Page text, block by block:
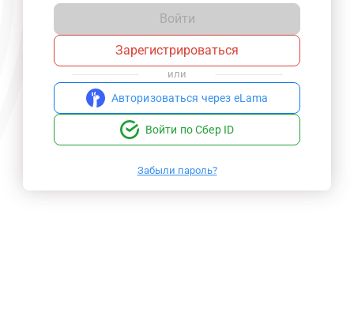
Войти
Зарегистрироваться
или
Авторизоваться через eLama
Войти по Сбер ID
Забыли пароль?